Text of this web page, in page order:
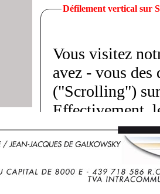
Défilement vertical sur
Vous visitez
avez - vous
("Scrolling")
Effectivement,
doigts